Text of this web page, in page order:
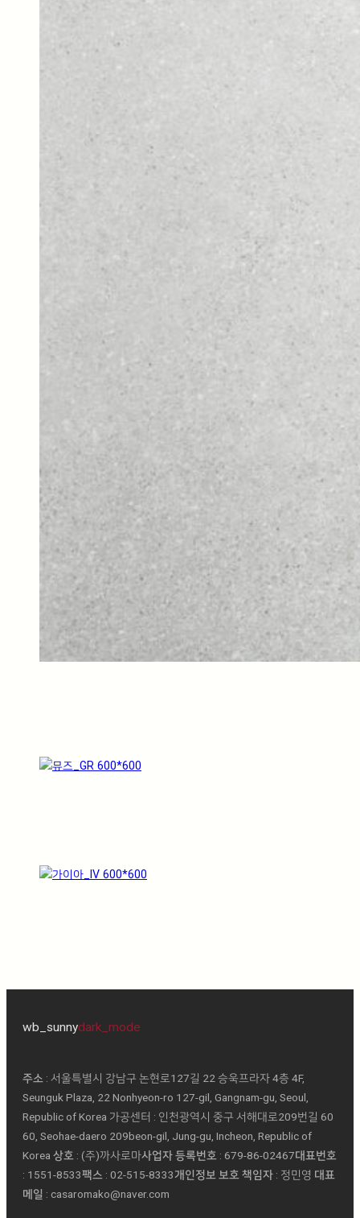
wb_sunnydark_mode
주소 : 서울특별시 강남구 논현로127길 22 승욱프라자 4층 4F,
Seunguk Plaza, 22 Nonhyeon-ro 127-gil, Gangnam-gu, Seoul,
Republic of Korea 가공센터 : 인천광역시 중구 서해대로209번길 60
60, Seohae-daero 209beon-gil, Jung-gu, Incheon, Republic of
Korea상호 : (주)까사로마ㅤ사업자 등록번호 : 679-86-02467ㅤ대표번호
: 1551-8533ㅤ팩스 : 02-515-8333ㅤ개인정보 보호 책임자 : 정민영 ㅤ 대표
메일 : casaromako@naver.com